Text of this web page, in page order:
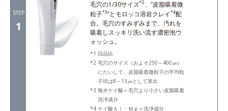
STEP
1
毛穴の1/30サイズ*2、“皮脂吸着微
粒子*3”とモロッコ溶岩クレイ*4配
合。毛穴のすみずみまで、汚れを
吸着しスッキリ洗い流す濃密泡ウ
ォッシュ。
旧品比
毛穴のサイズ（およそ250～400㎛）
にたいして、皮脂吸着微粒子の平均粒
子径は8～13㎛として算出
無水ケイ酸＝毛穴より小さい皮脂吸着
洗浄成分
ケイ酸Ａｌ・Ｍｇ＝洗浄成分